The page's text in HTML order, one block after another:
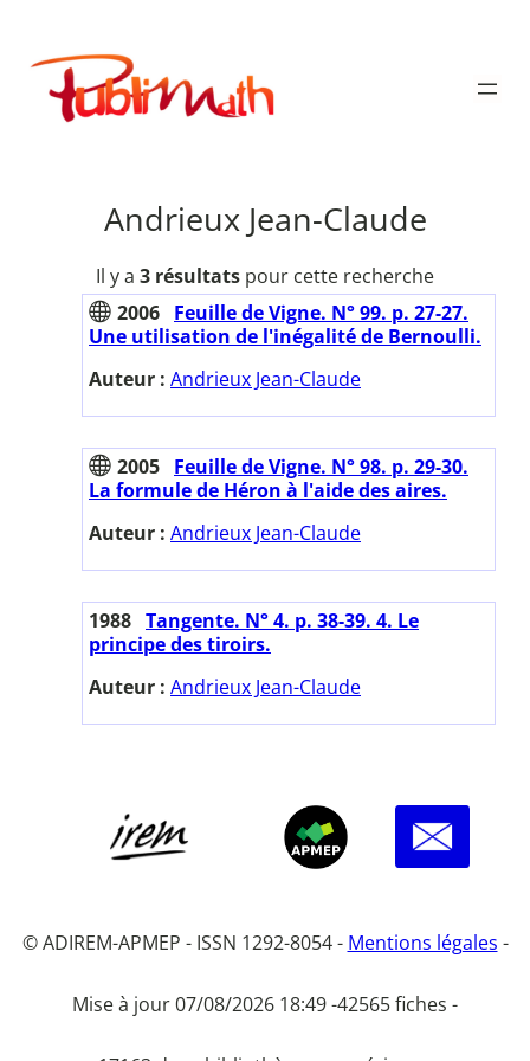
contenu
Publimath
Andrieux Jean-Claude
Il y a 3 résultats pour cette recherche
2006 Feuille de Vigne. N° 99. p. 27-27.
Une utilisation de l'inégalité de Bernoulli.
Auteur : Andrieux Jean-Claude
2005 Feuille de Vigne. N° 98. p. 29-30.
La formule de Héron à l'aide des aires.
Auteur : Andrieux Jean-Claude
1988 Tangente. N° 4. p. 38-39. 4. Le
principe des tiroirs.
Auteur : Andrieux Jean-Claude
© ADIREM-APMEP - ISSN 1292-8054 - Mentions légales -
Mise à jour 07/08/2026 18:49 -42565 fiches -